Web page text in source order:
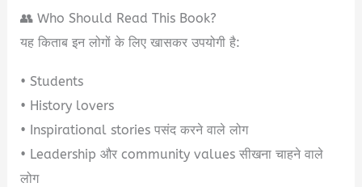
👥 Who Should Read This Book?
यह किताब इन लोगों के लिए खासकर उपयोगी है:
• Students
• History lovers
• Inspirational stories पसंद करने वाले लोग
• Leadership और community values सीखना चाहने वाले
लोग